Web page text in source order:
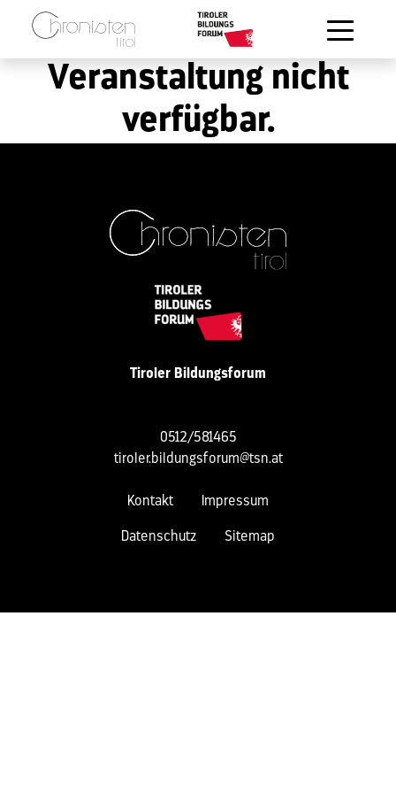
Zum Hauptinhalt springen
Veranstaltung nicht
verfügbar.
Tiroler Bildungsforum
0512/581465
tiroler.bildungsforum@tsn.at
Kontakt Impressum
Datenschutz Sitemap